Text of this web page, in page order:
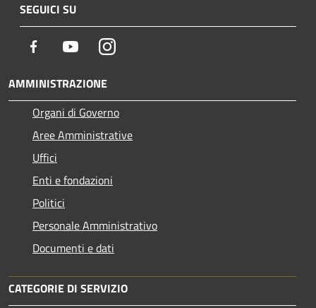
SEGUICI SU
Facebook YoutubeInstagram
AMMINISTRAZIONE
Organi di Governo
Aree Amministrative
Uffici
Enti e fondazioni
Politici
Personale Amministrativo
Documenti e dati
CATEGORIE DI SERVIZIO